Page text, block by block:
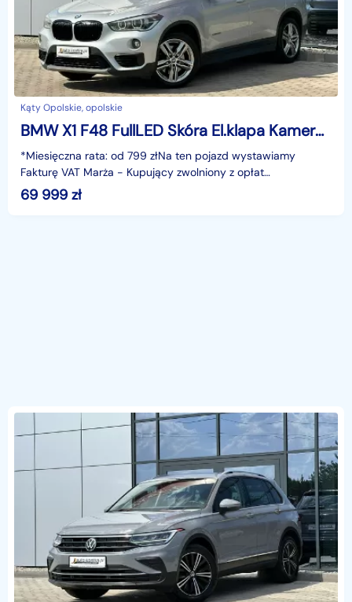
Kąty Opolskie, opolskie
BMW X1 F48 FullLED Skóra El.klapa Kamera Grzane fotele Climatronic Navi GWARANC
*Miesięczna rata: od 799 złNa ten pojazd wystawiamy
Fakturę VAT Marża - Kupujący zwolniony z opłat
skarbowych.Gwarancja: 6 miesięcy.Cechy
69 999 zł